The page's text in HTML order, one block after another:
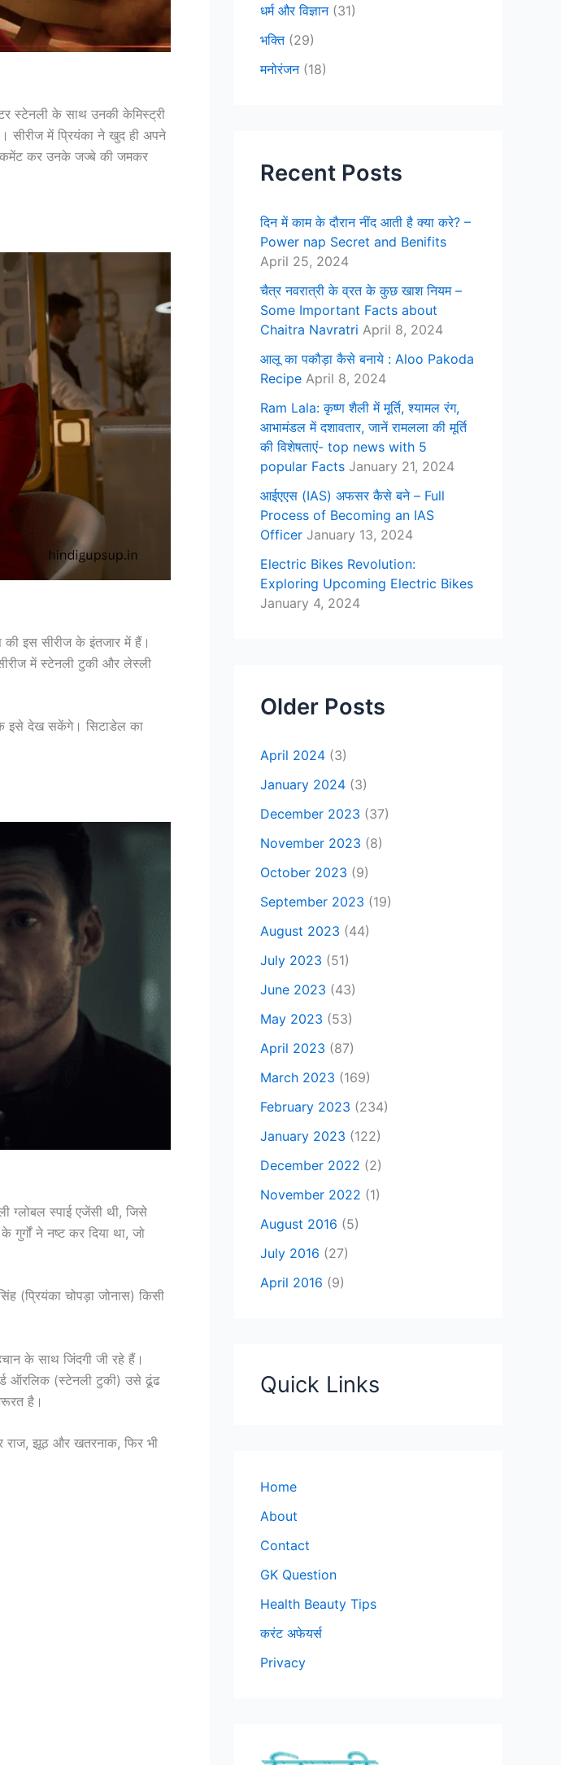
स्टेनली के साथ उनकी केमिस्ट्री
सीरीज में प्रियंका ने खुद ही अपने
कमेंट कर उनके जज्बे की जमकर
इस सीरीज के इंतजार में हैं।
में स्टेनली टुकी और लेस्ली
इसे देख सकेंगे। सिटाडेल का
ग्लोबल स्पाई एजेंसी थी, जिसे
गुर्गों ने नष्ट कर दिया था, जो
(प्रियंका चोपड़ा जोनास) किसी
के साथ जिंदगी जी रहे हैं।
ऑरलिक (स्टेनली टुकी) उसे ढूंढ
है।
राज, झूठ और खतरनाक, फिर भी
धर्म और विज्ञान(31)
भक्ति(29)
मनोरंजन(18)
Recent Posts
दिन में काम के दौरान नींद आती है क्या करे? –
Power nap Secret and Benifits
April 25, 2024
चैत्र नवरात्री के व्रत के कुछ खाश नियम –
Some Important Facts about
Chaitra Navratri April 8, 2024
आलू का पकौड़ा कैसे बनाये : Aloo Pakoda
Recipe April 8, 2024
Ram Lala: कृष्ण शैली में मूर्ति, श्यामल रंग,
आभामंडल में दशावतार, जानें रामलला की मूर्ति
की विशेषताएं- top news with 5
popular Facts January 21, 2024
आईएएस (IAS) अफसर कैसे बने – Full
Process of Becoming an IAS
Officer January 13, 2024
Electric Bikes Revolution:
Exploring Upcoming Electric Bikes
January 4, 2024
Older Posts
April 2024 (3)
January 2024 (3)
December 2023 (37)
November 2023 (8)
October 2023 (9)
September 2023 (19)
August 2023 (44)
July 2023 (51)
June 2023 (43)
May 2023 (53)
April 2023 (87)
March 2023 (169)
February 2023 (234)
January 2023 (122)
December 2022 (2)
November 2022 (1)
August 2016 (5)
July 2016 (27)
April 2016 (9)
Quick Links
Home
About
Contact
GK Question
Health Beauty Tips
करंट अफेयर्स
Privacy